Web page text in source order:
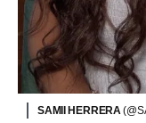
SAMII HERRERA